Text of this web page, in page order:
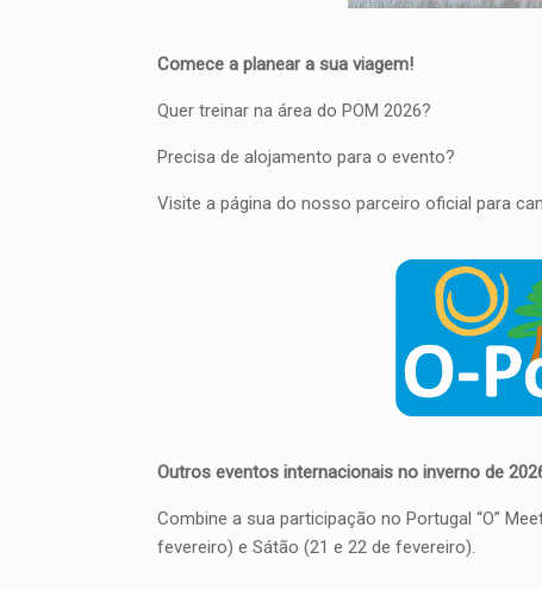
Comece a planear a sua viagem!
Quer treinar na área do POM 2026?
Precisa de alojamento para o evento?
Visite a página do nosso parceiro oficial para
Outros eventos internacionais no inverno de
Combine a sua participação no Portugal “O”
fevereiro) e Sátão (21 e 22 de fevereiro).